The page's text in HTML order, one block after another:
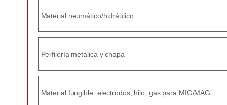
Material neumático/hidráulico
Perfilería metálica y chapa
Material fungible: electrodos, hilo, gas para MIG/MAG